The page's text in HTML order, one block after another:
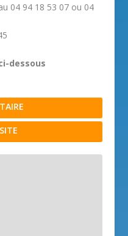
04 94 18 53 07 ou 04
dessous